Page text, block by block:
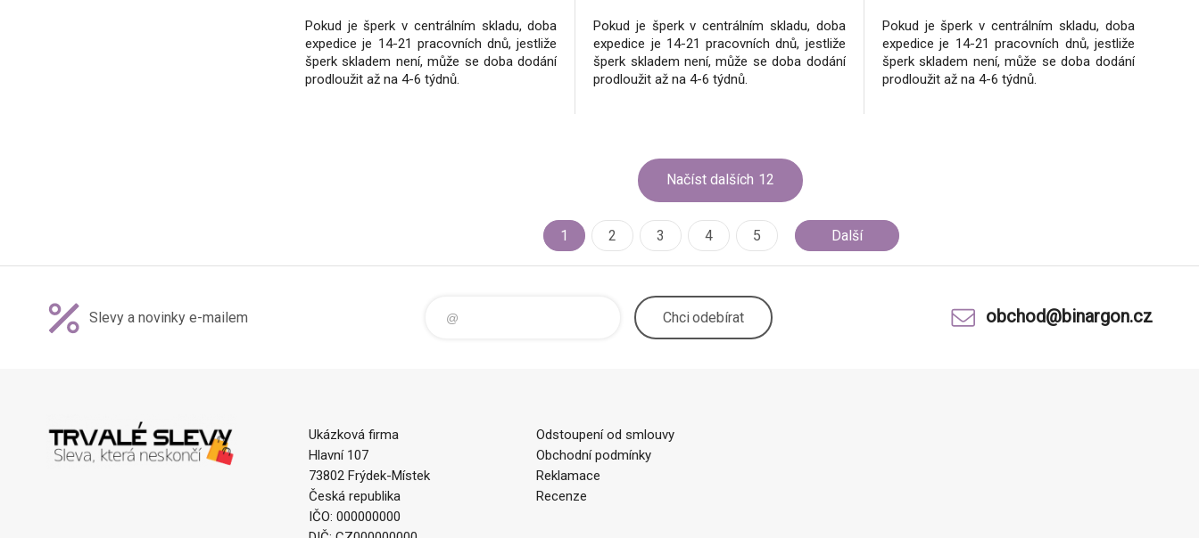
Pokud je šperk v centrálním skladu, doba
expedice je 14-21 pracovních dnů, jestliže
šperk skladem není, může se doba dodání
prodloužit až na 4-6 týdnů.
Pokud je šperk v centrálním skladu, doba
expedice je 14-21 pracovních dnů, jestliže
šperk skladem není, může se doba dodání
prodloužit až na 4-6 týdnů.
Pokud je šperk v centrálním skladu, doba
expedice je 14-21 pracovních dnů, jestliže
šperk skladem není, může se doba dodání
prodloužit až na 4-6 týdnů.
Načíst dalších 12
1 2 3 4 5 Další
Slevy a novinky e-mailem Chciodebírat obchod@binargon.cz
Ukázková firma
Hlavní 107
73802 Frýdek-Místek
Česká republika
IČO: 000000000
Odstoupení od smlouvy
Obchodní podmínky
Reklamace
Recenze